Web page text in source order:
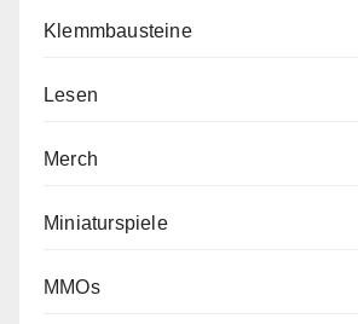
Klemmbausteine
Lesen
Merch
Miniaturspiele
MMOs